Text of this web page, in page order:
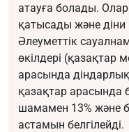
атауға болады.
қатысады және
Әлеуметтік
өкілдері (қазақтар
арасында
қазақтар арасында
шамамен 13% және
астамын белгілейді.